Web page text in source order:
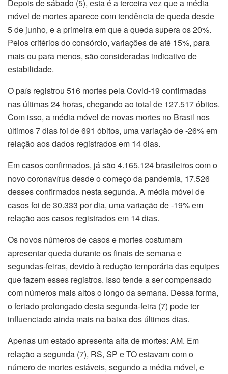
Depois de sábado (5), esta é a terceira vez que a média
móvel de mortes aparece com tendência de queda desde
5 de junho, e a primeira em que a queda supera os 20%.
Pelos critérios do consórcio, variações de até 15%, para
mais ou para menos, são consideradas indicativo de
estabilidade.
O país registrou 516 mortes pela Covid-19 confirmadas
nas últimas 24 horas, chegando ao total de 127.517 óbitos.
Com isso, a média móvel de novas mortes no Brasil nos
últimos 7 dias foi de 691 óbitos, uma variação de -26% em
relação aos dados registrados em 14 dias.
Em casos confirmados, já são 4.165.124 brasileiros com o
novo coronavírus desde o começo da pandemia, 17.526
desses confirmados nesta segunda. A média móvel de
casos foi de 30.333 por dia, uma variação de -19% em
relação aos casos registrados em 14 dias.
Os novos números de casos e mortes costumam
apresentar queda durante os finais de semana e
segundas-feiras, devido à redução temporária das equipes
que fazem esses registros. Isso tende a ser compensado
com números mais altos o longo da semana. Dessa forma,
o feriado prolongado desta segunda-feira (7) pode ter
influenciado ainda mais na baixa dos últimos dias.
Apenas um estado apresenta alta de mortes: AM. Em
relação a segunda (7), RS, SP e TO estavam com o
número de mortes estáveis, segundo a média móvel, e